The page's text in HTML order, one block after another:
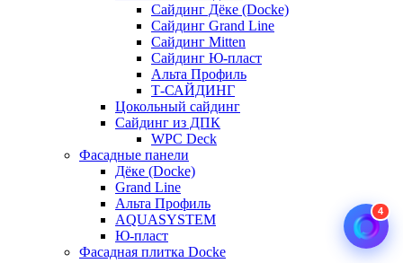
Сайдинг Дёке (Docke)
Сайдинг Grand Line
Сайдинг Mitten
Сайдинг Ю-пласт
Альта Профиль
Т-САЙДИНГ
Цокольный сайдинг
Сайдинг из ДПК
WPC Deck
Фасадные панели
Дёке (Docke)
Grand Line
Альта Профиль
AQUASYSTEM
Ю-пласт
Фасадная плитка Docke
4